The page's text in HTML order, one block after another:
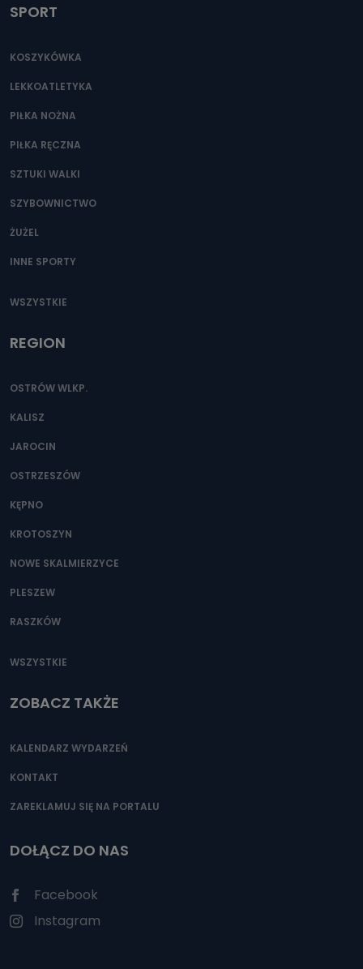
SPORT
KOSZYKÓWKA
LEKKOATLETYKA
PIŁKA NOŻNA
PIŁKA RĘCZNA
SZTUKI WALKI
SZYBOWNICTWO
ŻUŻEL
INNE SPORTY
WSZYSTKIE
REGION
OSTRÓW WLKP.
KALISZ
JAROCIN
OSTRZESZÓW
KĘPNO
KROTOSZYN
NOWE SKALMIERZYCE
PLESZEW
RASZKÓW
WSZYSTKIE
ZOBACZ TAKŻE
KALENDARZ WYDARZEŃ
KONTAKT
ZAREKLAMUJ SIĘ NA PORTALU
DOŁĄCZ DO NAS
Facebook
Instagram